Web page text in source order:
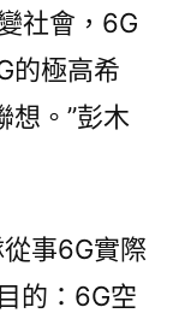
社會，6G
的極高希
想。”彭木
事6G實際
的：6G空